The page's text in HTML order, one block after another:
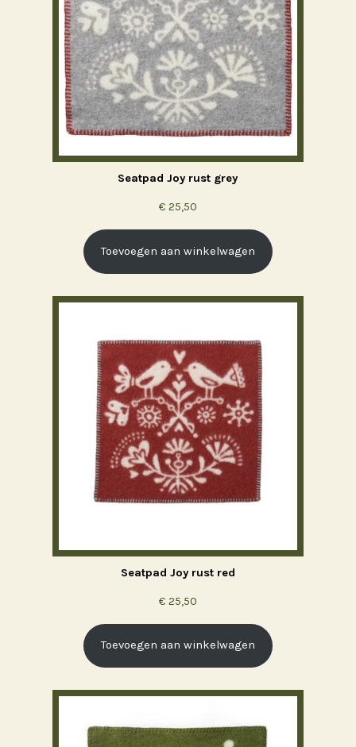
Seatpad Joy rust grey
€25,50
Toevoegen aan winkelwagen
Seatpad Joy rust red
€25,50
Toevoegen aan winkelwagen